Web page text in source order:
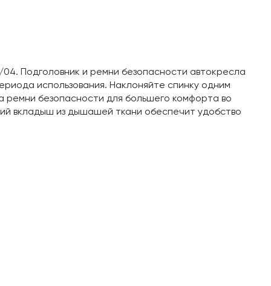
Подголовник и ремни безопасности автокресла
использования. Наклоняйте спинку одним
ремни безопасности для большего комфорта во
вкладыш из дышашей ткани обеспечит удобство